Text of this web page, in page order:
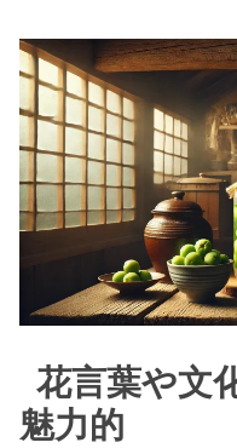
花言葉や文
魅力的